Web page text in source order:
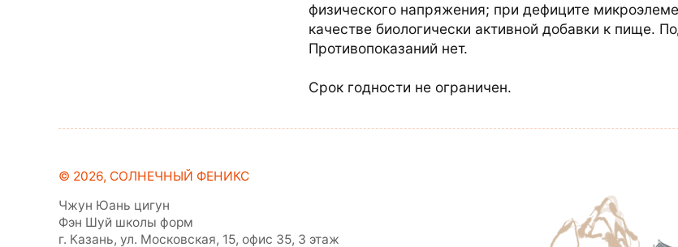
физического напряжения; при дефиците
качестве биологически активной добавки к пище.
Противопоказаний нет.
Срок годности не ограничен.
© 2026, СОЛНЕЧНЫЙ ФЕНИКС
Чжун Юань цигун
Фэн Шуй школы форм
г. Казань, ул. Московская, 15, офис 35, 3 этаж